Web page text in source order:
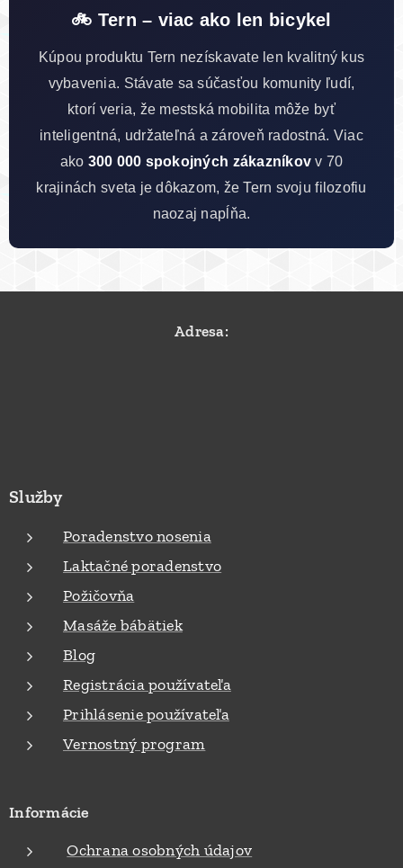
🚲 Tern – viac ako len bicykel
Kúpou produktu Tern nezískavate len kvalitný kus
vybavenia. Stávate sa súčasťou komunity ľudí,
ktorí veria, že mestská mobilita môže byť
inteligentná, udržateľná a zároveň radostná. Viac
ako 300 000 spokojných zákazníkov v 70
krajinách sveta je dôkazom, že Tern svoju filozofiu
naozaj napĺňa.
Adresa:
Služby
Poradenstvo nosenia
Laktačné poradenstvo
Požičovňa
Masáže bábätiek
Blog
Registrácia používateľa
Prihlásenie používateľa
Vernostný program
Informácie
Ochrana osobných údajov